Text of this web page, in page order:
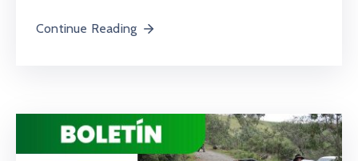
Continue Reading